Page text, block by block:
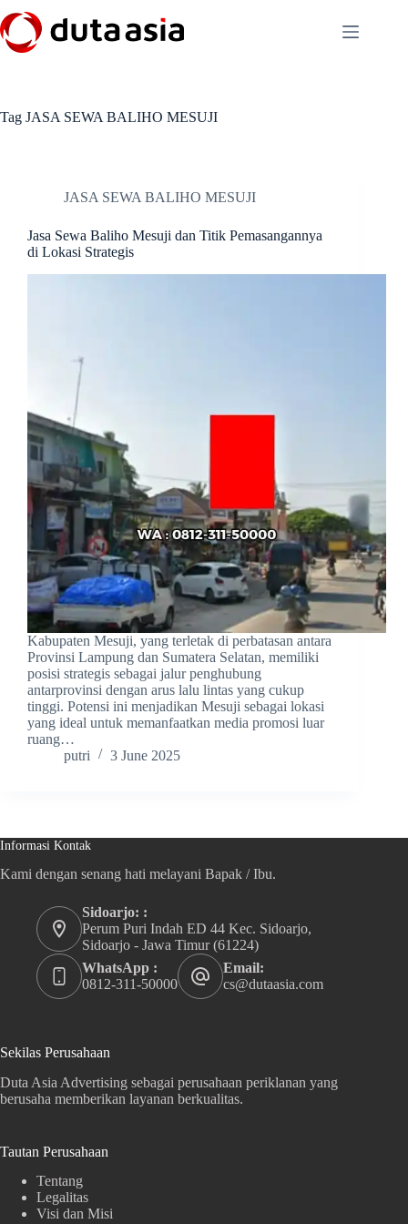
to
content
Tag JASA SEWA BALIHO MESUJI
JASA SEWA BALIHO MESUJI
Jasa Sewa Baliho Mesuji dan Titik Pemasangannya
di Lokasi Strategis
Kabupaten Mesuji, yang terletak di perbatasan antara
Provinsi Lampung dan Sumatera Selatan, memiliki
posisi strategis sebagai jalur penghubung
antarprovinsi dengan arus lalu lintas yang cukup
tinggi. Potensi ini menjadikan Mesuji sebagai lokasi
yang ideal untuk memanfaatkan media promosi luar
ruang…
putri
3 June 2025
Informasi Kontak
Kami dengan senang hati melayani Bapak / Ibu.
Sidoarjo: :
Perum Puri Indah ED 44 Kec. Sidoarjo,
Sidoarjo - Jawa Timur (61224)
WhatsApp :
0812-311-50000
Email:
cs@dutaasia.com
Sekilas Perusahaan
Duta Asia Advertising sebagai perusahaan periklanan yang
berusaha memberikan layanan berkualitas.
Tautan Perusahaan
Tentang
Legalitas
Visi dan Misi